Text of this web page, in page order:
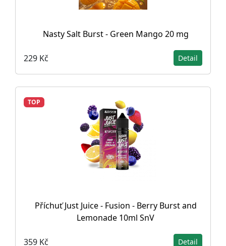
Nasty Salt Burst - Green Mango 20 mg
229 Kč Detail
TOP
Příchuť Just Juice - Fusion - Berry Burst and
Lemonade 10ml SnV
359 Kč Detail